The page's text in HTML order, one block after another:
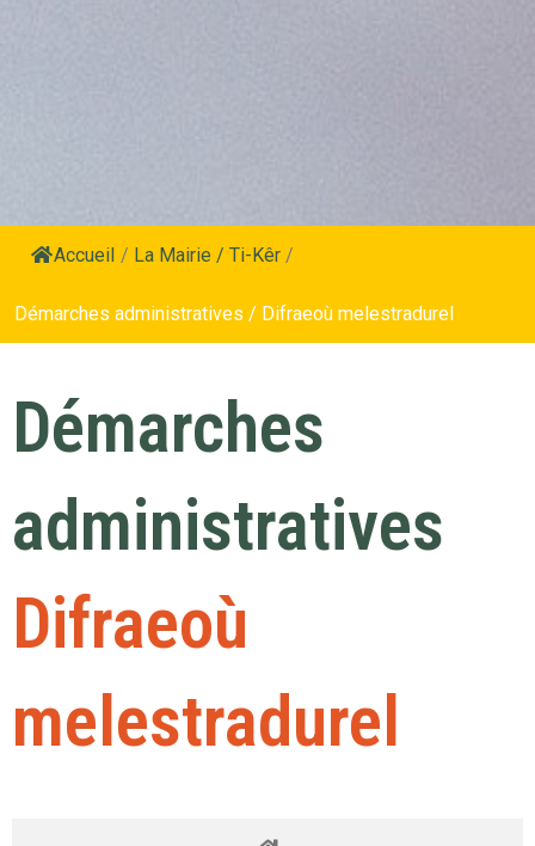
Accueil / La Mairie / Ti-Kêr /
Démarches administratives / Difraeoù melestradurel
Démarches
administratives
Difraeoù
melestradurel